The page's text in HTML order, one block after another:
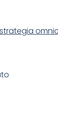
strategia